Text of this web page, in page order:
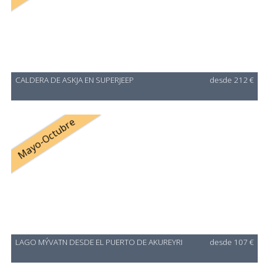
CALDERA DE ASKJA EN SUPERJEEP desde 212 €
Mayo-Octubre
LAGO MÝVATN DESDE EL PUERTO DE AKUREYRI desde 107 €